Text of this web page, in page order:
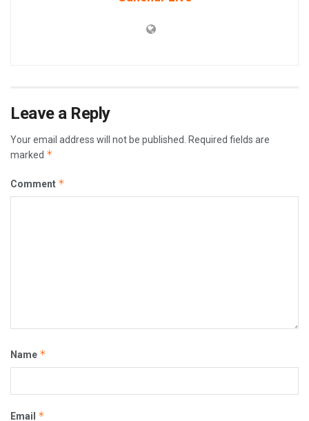
Leave a Reply
Your email address will not be published.
Required fields are
marked *
Comment *
Name *
Email *